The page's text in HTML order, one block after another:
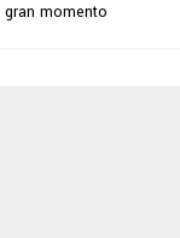
momento